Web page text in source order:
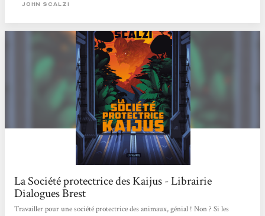
JOHN SCALZI
La Société protectrice des Kaijus - Librairie
Dialogues Brest
Travailler pour une société protectrice des animaux, génial ! Non ? Si les